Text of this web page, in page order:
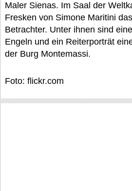
Maler Sienas. Im Saal der
Fresken von Simone Maritini
Betrachter. Unter ihnen sind
Engeln und ein Reiterporträt
der Burg Montemassi.
Foto: flickr.com